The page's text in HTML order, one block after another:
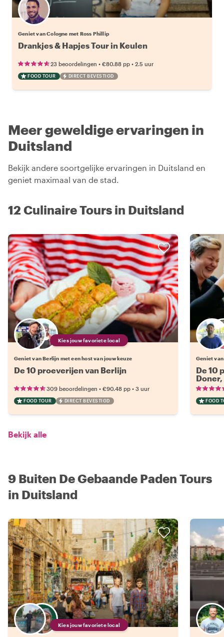
Geniet van Cologne met Ross Phillip
Drankjes & Hapjes Tour in Keulen
23 beoordelingen • €80.88 pp • 2.5 uur
FOOD TOUR DIRECT BEVESTIGD
Meer geweldige ervaringen in
Duitsland
Bekijk andere soortgelijke ervaringen in Duitsland en
geniet maximaal van de stad.
12 Culinaire Tours in Duitsland
Kies jouw favoriete local
Geniet van Berlijn met een host van jouw keuze
De 10 proeverijen van Berlijn
309 beoordelingen • €90.48 pp • 3 uur
FOOD TOUR DIRECT BEVESTIGD
Geniet
De 10
FOOD
Bekijk alle
9 Buiten De Gebaande Paden Tours
in Duitsland
Kies jouw favoriete local